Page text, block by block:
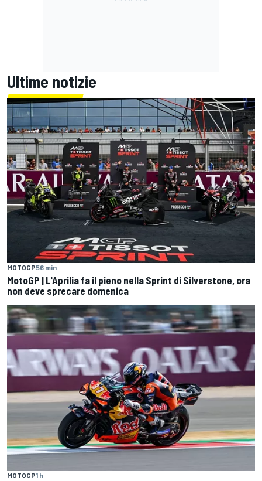
Ultime notizie
MOTOGP56 min
MotoGP | L'Aprilia fa il pieno nella Sprint di Silverstone, ora
non deve sprecare domenica
MOTOGP1 h